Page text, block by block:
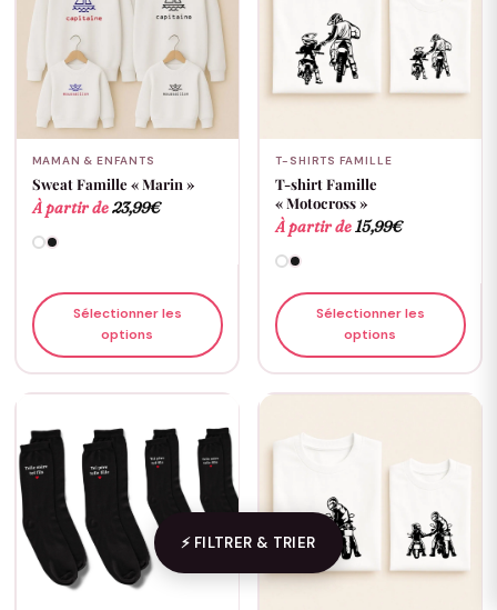
MAMAN & ENFANTS
Sweat Famille « Marin »
À partir de23,99€
Sélectionner les
options
T-SHIRTS FAMILLE
T-shirt Famille
« Motocross »
À partir de15,99€
Sélectionner les
options
⚡ FILTRER & TRIER